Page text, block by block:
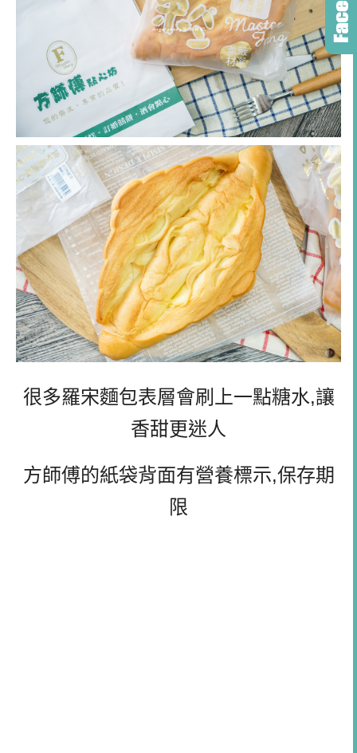
很多羅宋麵包表層會刷上一點糖水,讓
香甜更迷人
方師傅的紙袋背面有營養標示,保存期
限